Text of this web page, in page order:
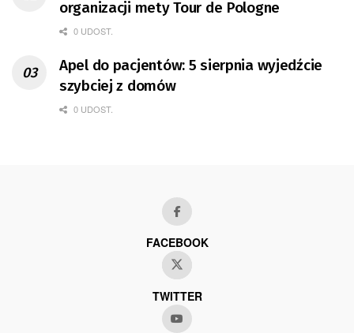
organizacji mety Tour de Pologne
0 UDOST.
Apel do pacjentów: 5 sierpnia wyjedźcie
szybciej z domów
0 UDOST.
FACEBOOK
TWITTER